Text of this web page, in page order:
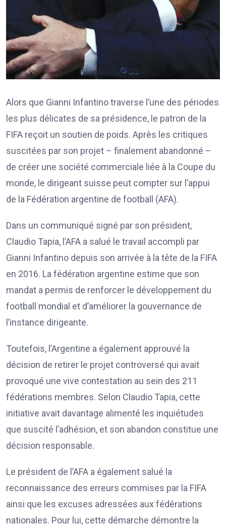
Alors que Gianni Infantino traverse l’une des périodes
les plus délicates de sa présidence, le patron de la
FIFA reçoit un soutien de poids. Après les critiques
suscitées par son projet – finalement abandonné –
de créer une société commerciale liée à la Coupe du
monde, le dirigeant suisse peut compter sur l’appui
de la Fédération argentine de football (AFA).
Dans un communiqué signé par son président,
Claudio Tapia, l’AFA a salué le travail accompli par
Gianni Infantino depuis son arrivée à la tête de la FIFA
en 2016. La fédération argentine estime que son
mandat a permis de renforcer le développement du
football mondial et d’améliorer la gouvernance de
l’instance dirigeante.
Toutefois, l’Argentine a également approuvé la
décision de retirer le projet controversé qui avait
provoqué une vive contestation au sein des 211
fédérations membres. Selon Claudio Tapia, cette
initiative avait davantage alimenté les inquiétudes
que suscité l’adhésion, et son abandon constitue une
décision responsable.
Le président de l’AFA a également salué la
reconnaissance des erreurs commises par la FIFA
ainsi que les excuses adressées aux fédérations
nationales. Pour lui, cette démarche démontre la